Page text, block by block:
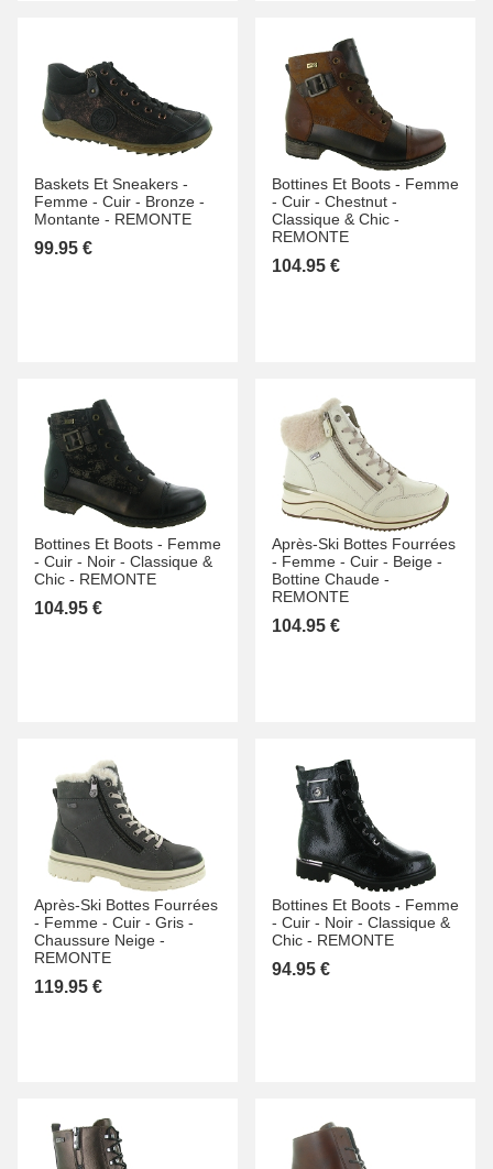
Baskets Et Sneakers -
Femme - Cuir - Bronze -
Montante - REMONTE
99.95 €
Bottines Et Boots - Femme
- Cuir - Chestnut -
Classique & Chic -
REMONTE
104.95 €
Bottines Et Boots - Femme
- Cuir - Noir - Classique &
Chic - REMONTE
104.95 €
Après-Ski Bottes Fourrées
- Femme - Cuir - Beige -
Bottine Chaude -
REMONTE
104.95 €
Après-Ski Bottes Fourrées
- Femme - Cuir - Gris -
Chaussure Neige -
REMONTE
119.95 €
Bottines Et Boots - Femme
- Cuir - Noir - Classique &
Chic - REMONTE
94.95 €